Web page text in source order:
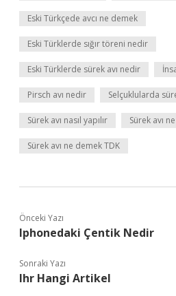
Eski Türkçede avcı ne demek
Eski Türklerde sığır töreni nedir
Eski Türklerde sürek avı nedir
Pirsch avı nedir Selçuklularda
Sürek avı nasıl yapılır Sürek avı
Sürek avı ne demek TDK
Önceki Yazı
Iphonedaki Çentik Nedir
Sonraki Yazı
Ihr Hangi Artikel